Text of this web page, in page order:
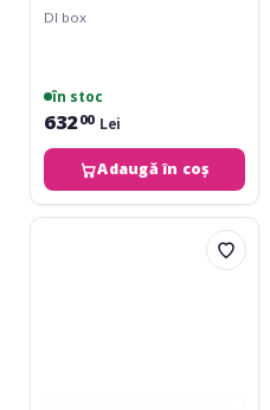
DI box
în stoc
63200 Lei
Adaugă în coș
IK